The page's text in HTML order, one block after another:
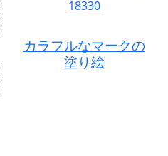
カラフルなマークの
塗り絵